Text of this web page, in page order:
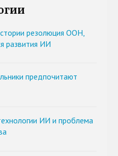
резолюция ООН,
развития ИИ
предпочитают
ИИ и проблема